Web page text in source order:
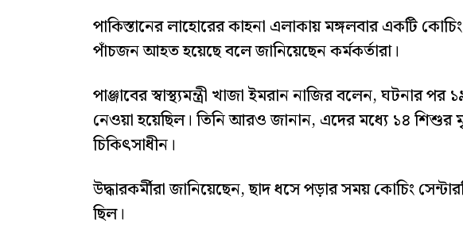
পাকিস্তানের লাহোরের কাহনা এলাকায় মঙ্গলবার একটি
পাঁচজন আহত হয়েছে বলে জানিয়েছেন কর্মকর্তারা।
পাঞ্জাবের স্বাস্থ্যমন্ত্রী খাজা ইমরান নাজির বলেন, ঘটনার
নেওয়া হয়েছিল। তিনি আরও জানান, এদের মধ্যে ১৪ শিশুর
চিকিৎসাধীন।
উদ্ধারকর্মীরা জানিয়েছেন, ছাদ ধসে পড়ার সময় কোচিং
ছিল।